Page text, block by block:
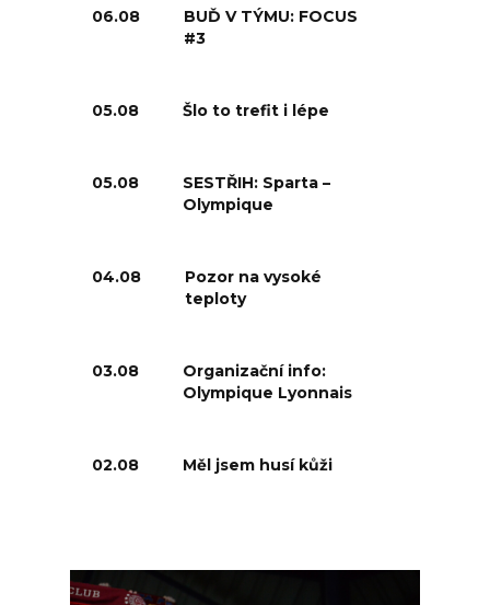
06.08
BUĎ V TÝMU: FOCUS
#3
05.08 Šlo to trefit i lépe
05.08
SESTŘIH: Sparta –
Olympique
04.08
Pozor na vysoké
teploty
03.08
Organizační info:
Olympique Lyonnais
02.08 Měl jsem husí kůži